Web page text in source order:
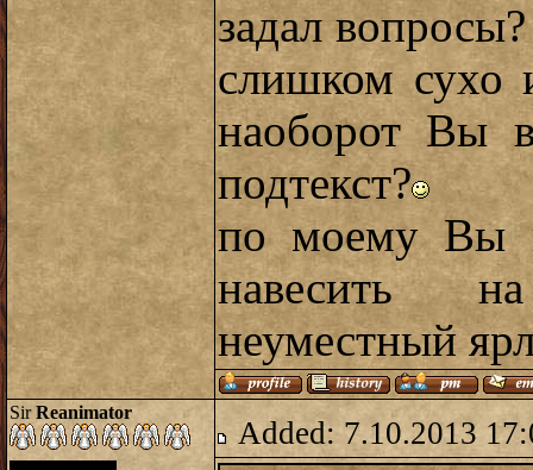
задал
слишком сухо
наоборот Вы
подтекст?
по моему Вы
навесить
неуместный
SirReanimator
Added: 7.10.2013